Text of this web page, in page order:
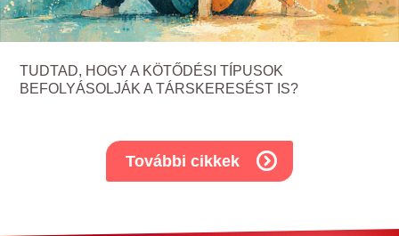
TUDTAD, HOGY A KÖTŐDÉSI TÍPUSOK
BEFOLYÁSOLJÁK A TÁRSKERESÉST IS?
További cikkek